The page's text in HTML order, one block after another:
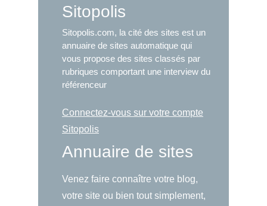
Sitopolis
Sitopolis.com, la cité des sites est un
annuaire de sites automatique qui
vous propose des sites classés par
rubriques comportant une interview du
référenceur
Connectez-vous sur votre compte
Sitopolis
Annuaire de sites
Venez faire connaître votre blog,
votre site ou bien tout simplement,